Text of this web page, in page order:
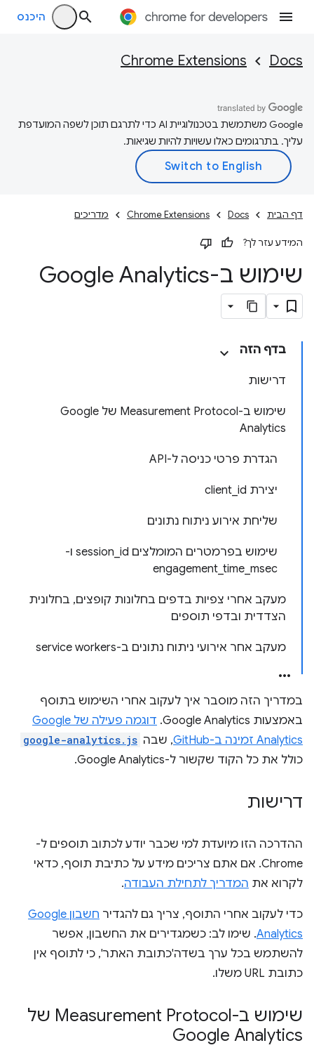
היכנס
Docs
Chrome Extensions
‫Google משתמשת בטכנולוגיית AI כדי לתרגם תוכן לשפה המועדפת
עליך. בתרגומים כאלו עשויות להיות שגיאות.
דף הבית Docs
Chrome Extensions מדריכים
המידע עזר לך?
שימוש ב-Google Analytics
בדף הזה
דרישות
שימוש ב-Measurement Protocol של Google
Analytics
הגדרת פרטי כניסה ל-API
יצירת client_id
שליחת אירוע ניתוח נתונים
שימוש בפרמטרים המומלצים session_id ו-
engagement_time_msec
מעקב אחרי צפיות בדפים בחלונות קופצים, בחלונית
הצדדית ובדפי תוספים
מעקב אחר אירועי ניתוח נתונים ב-service workers
במדריך הזה מוסבר איך לעקוב אחרי השימוש בתוסף
באמצעות Google Analytics.
דוגמה פעילה של Google
Analytics זמינה ב-GitHub
, שבה google-analytics.js
כולל את כל הקוד שקשור ל-Google Analytics.
דרישות
ההדרכה הזו מיועדת למי שכבר יודע לכתוב תוספים ל-
Chrome. אם אתם צריכים מידע על כתיבת תוסף, כדאי
לקרוא את המדריך לתחילת העבודה.
כדי לעקוב אחרי התוסף, צריך גם להגדיר
חשבון Google
Analytics. שימו לב: כשמגדירים את החשבון, אפשר
להשתמש בכל ערך בשדה'כתובת האתר', כי לתוסף אין
כתובת URL משלו.
שימוש ב-Measurement Protocol של
Google Analytics